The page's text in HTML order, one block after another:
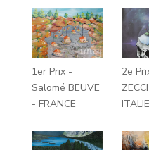
1er Prix -
Salomé BEUVE
- FRANCE
2e
ITALIE